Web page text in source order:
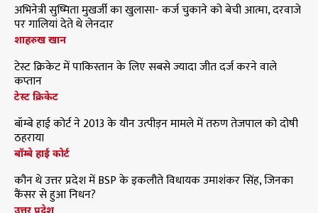
अभिनेत्री सुष्मिता मुखर्जी का खुलासा- कर्ज चुकाने को बेची आत्मा, दरवाजे
पर गालियां देते थे लेनदार
शाहरुख खान
टेस्ट क्रिकेट में पाकिस्तान के लिए सबसे ज्यादा जीत दर्ज करने वाले
कप्तान
टेस्ट क्रिकेट
बॉम्बे हाई कोर्ट ने 2013 के यौन उत्पीड़न मामले में तरुण तेजपाल को दोषी
ठहराया
बॉम्बे हाई कोर्ट
कौन थे उत्तर प्रदेश में BSP के इकलौते विधायक उमाशंकर सिंह, जिनका
कैंसर से हुआ निधन?
उत्तर प्रदेश